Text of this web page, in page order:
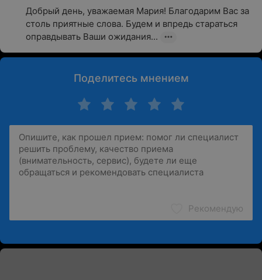
Добрый день, уважаемая Мария! Благодарим Вас за
столь приятные слова. Будем и впредь стараться
оправдывать Ваши ожидания...
Поделитесь мнением
Рекомендую